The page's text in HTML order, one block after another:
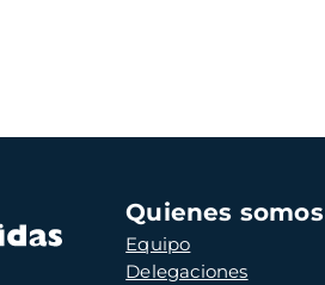
Navegación
principal
Quienes somos
Equipo
Delegaciones